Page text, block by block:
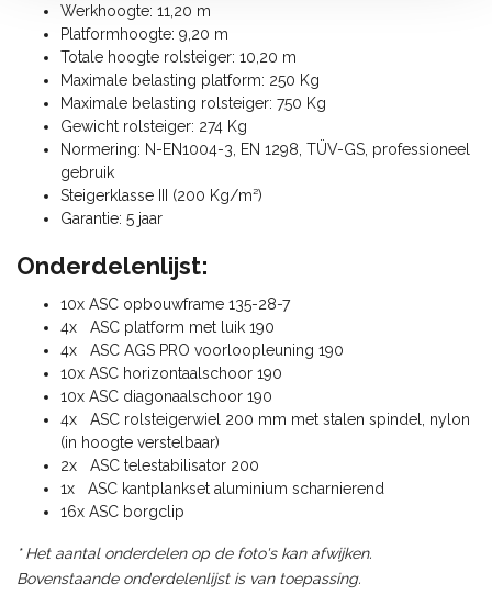
Werkhoogte: 11,20 m
Platformhoogte: 9,20 m
Totale hoogte rolsteiger: 10,20 m
Maximale belasting platform: 250 Kg
Maximale belasting rolsteiger: 750 Kg
Gewicht rolsteiger: 274 Kg
Normering: N-EN1004-3, EN 1298, TÜV-GS, professioneel
gebruik
Steigerklasse III (200 Kg/m²)
Garantie: 5 jaar
Onderdelenlijst:
10x ASC opbouwframe 135-28-7
4x ASC platform met luik 190
4x ASC AGS PRO voorloopleuning 190
10x ASC horizontaalschoor 190
10x ASC diagonaalschoor 190
4x ASC rolsteigerwiel 200 mm met stalen spindel, nylon
(in hoogte verstelbaar)
2x ASC telestabilisator 200
1x ASC kantplankset aluminium scharnierend
16x ASC borgclip
* Het aantal onderdelen op de foto's kan afwijken.
Bovenstaande onderdelenlijst is van toepassing.